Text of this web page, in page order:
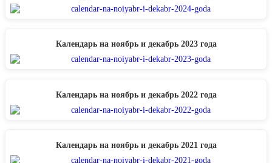
Календарь на ноябрь и декабрь 2023 года
Календарь на ноябрь и декабрь 2022 года
Календарь на ноябрь и декабрь 2021 года